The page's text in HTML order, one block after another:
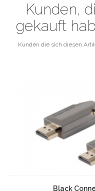
Kunden,
gekauft
Kunden die sich diesen
Black